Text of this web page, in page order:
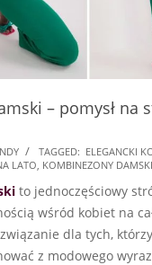
– pomysł na
TAGGED: ELEGANCKI
LATO KOMBINEZONY
to jednoczęściowy
wśród kobiet na
dla tych,
z modowego